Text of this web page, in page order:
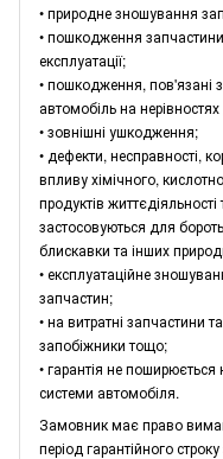
• природне зношування
• пошкодження
експлуатації;
• пошкодження,
автомобіль на
• зовнішні ушкодження;
• дефекти, несправності,
впливу хімічного,
продуктів
застосовуються для
блискавки та інших
• експлуатаційне
запчастин;
• на витратні запчастини
запобіжники тощо;
• гарантія не поширюється
системи автомобіля.
Замовник має право
період гарантійного